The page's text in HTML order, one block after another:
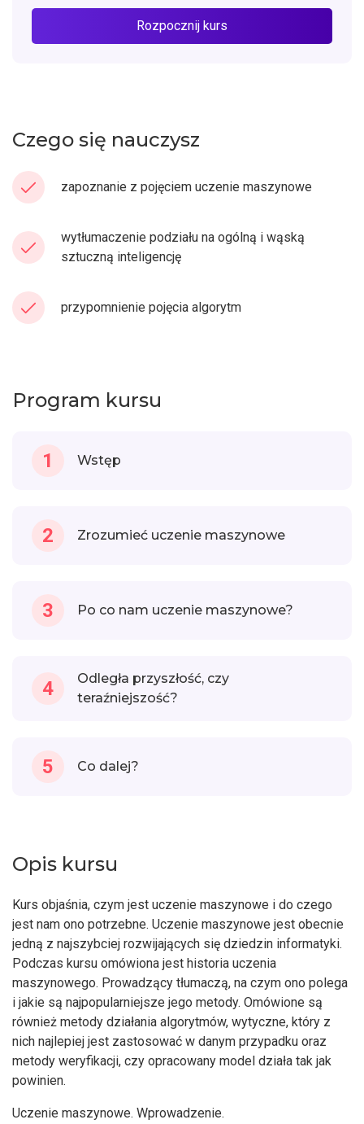
Czego się nauczysz
zapoznanie z pojęciem uczenie maszynowe
wytłumaczenie podziału na ogólną i wąską
sztuczną inteligencję
przypomnienie pojęcia algorytm
Program kursu
Wstęp
1
Zrozumieć uczenie maszynowe
2
Po co nam uczenie maszynowe?
3
Odległa przyszłość, czy
teraźniejszość?
4
Co dalej?
5
Opis kursu
Kurs objaśnia, czym jest uczenie maszynowe i do czego
jest nam ono potrzebne. Uczenie maszynowe jest obecnie
jedną z najszybciej rozwijających się dziedzin informatyki.
Podczas kursu omówiona jest historia uczenia
maszynowego. Prowadzący tłumaczą, na czym ono polega
i jakie są najpopularniejsze jego metody. Omówione są
również metody działania algorytmów, wytyczne, który z
nich najlepiej jest zastosować w danym przypadku oraz
metody weryfikacji, czy opracowany model działa tak jak
powinien.
Uczenie maszynowe. Wprowadzenie.
Rozpocznij kurs